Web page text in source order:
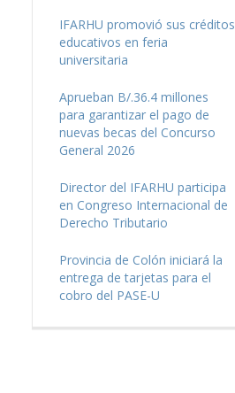
IFARHU promovió sus créditos
educativos en feria
universitaria
Aprueban B/.36.4 millones
para garantizar el pago de
nuevas becas del Concurso
General 2026
Director del IFARHU participa
en Congreso Internacional de
Derecho Tributario
Provincia de Colón iniciará la
entrega de tarjetas para el
cobro del PASE-U